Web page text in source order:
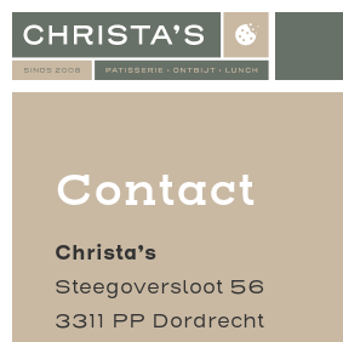
Contact
Christa’s
Steegoversloot 56
3311 PP Dordrecht